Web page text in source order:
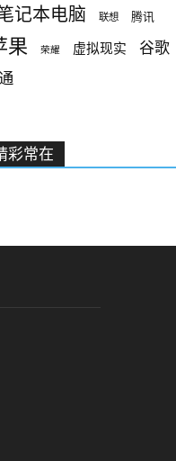
记本电脑 联想 腾讯
果 荣耀 虚拟现实 谷歌
彩常在